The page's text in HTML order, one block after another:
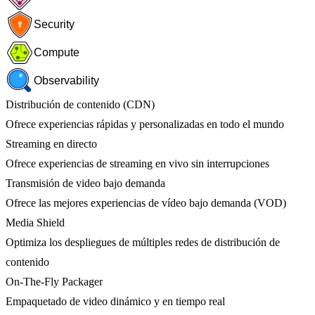
Security
Compute
Observability
Distribución de contenido (CDN)
Ofrece experiencias rápidas y personalizadas en todo el mundo
Streaming en directo
Ofrece experiencias de streaming en vivo sin interrupciones
Transmisión de video bajo demanda
Ofrece las mejores experiencias de vídeo bajo demanda (VOD)
Media Shield
Optimiza los despliegues de múltiples redes de distribución de
contenido
On-The-Fly Packager
Empaquetado de video dinámico y en tiempo real